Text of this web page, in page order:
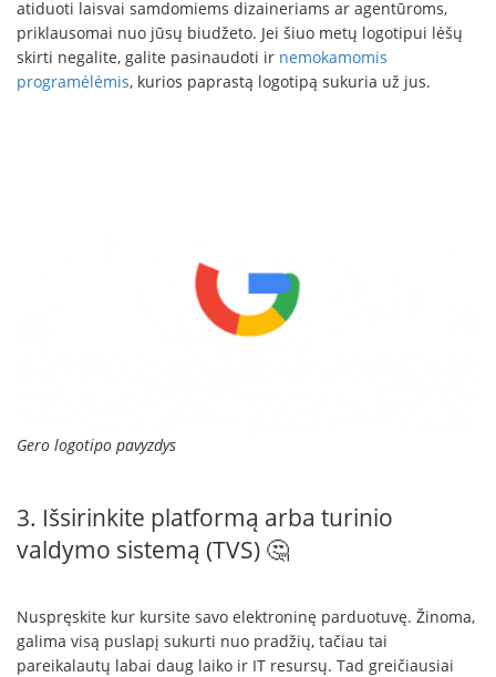
atiduoti laisvai samdomiems dizaineriams ar agentūroms,
priklausomai nuo jūsų biudžeto. Jei šiuo metų logotipui lėšų
skirti negalite, galite pasinaudoti ir nemokamomis
programėlėmis, kurios paprastą logotipą sukuria už jus.
Gero logotipo pavyzdys
3. Išsirinkite platformą arba turinio
valdymo sistemą (TVS) 🤔
Nuspręskite kur kursite savo elektroninę parduotuvę. Žinoma,
galima visą puslapį sukurti nuo pradžių, tačiau tai
pareikalautų labai daug laiko ir IT resursų. Tad greičiausiai